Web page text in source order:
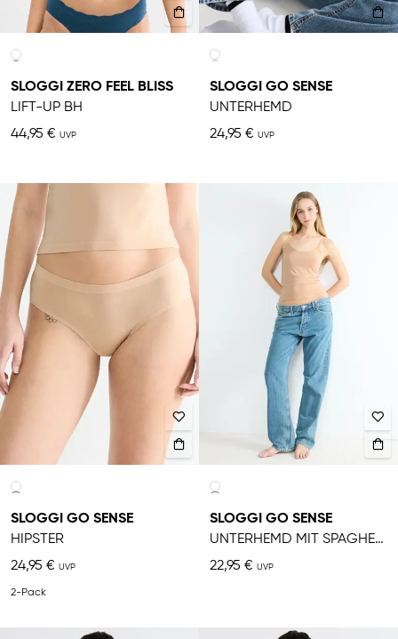
SLOGGI ZERO FEEL BLISS
LIFT-UP BH
44,95 €
SLOGGI GO SENSE
UNTERHEMD
24,95 €
SLOGGI GO SENSE
HIPSTER
24,95 €
2-Pack
SLOGGI GO SENSE
UNTERHEMD MIT SPAGHETTITRÄGERN
22,95 €